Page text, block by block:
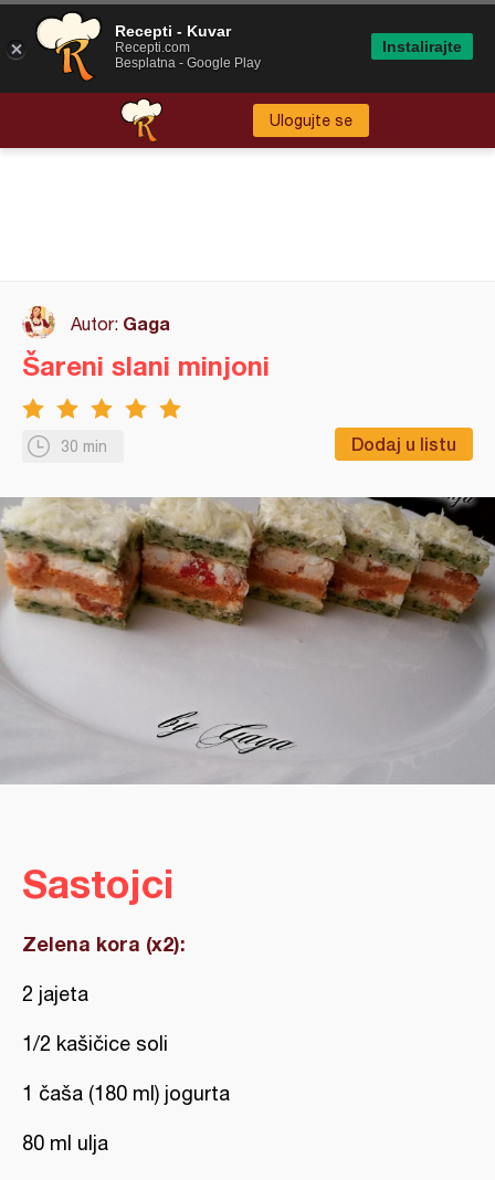
Ulogujte se
Autor: Gaga
30 min Dodaj u listu
Šareni slani minjoni
Sastojci
Zelena kora (x2):
2 jajeta
1/2 kašičice soli
1 čaša (180 ml) jogurta
80 ml ulja
Recepti - Kuvar
Recepti.com
Besplatna - Google Play
Instalirajte